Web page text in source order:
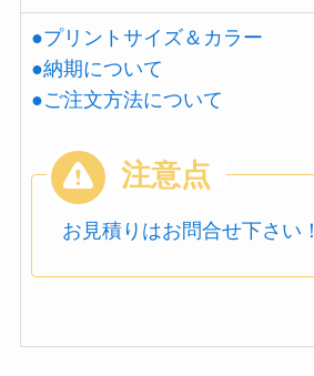
●プリントサイズ＆カラー
●納期について
●ご注文方法について
お見積りはお問合せ下さい！